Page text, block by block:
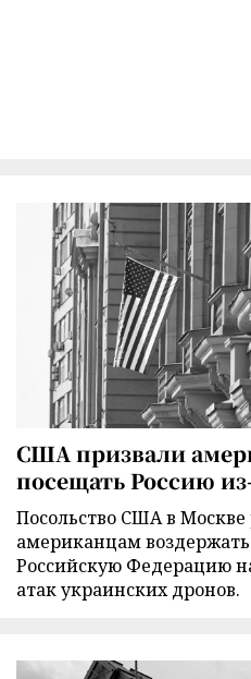
США призвали
посещать Россию
Посольство США в
американцам
Российскую Федерацию
атак украинских дронов.